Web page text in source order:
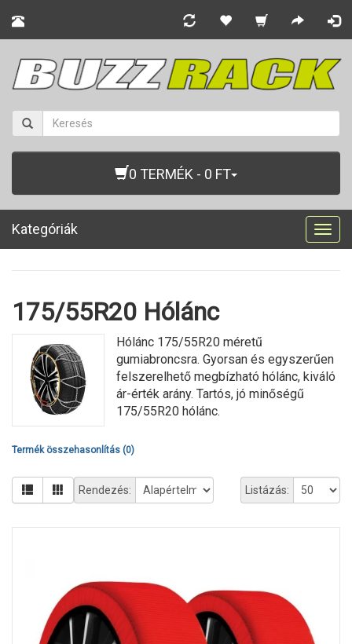
0 TERMÉK - 0 FT
Kategóriák
175/55R20 Hólánc
Hólánc 175/55R20 méretű
gumiabroncsra. Gyorsan és egyszerűen
felszerelhető megbízható hólánc, kiváló
ár-érték arány. Tartós, jó minőségű
175/55R20 hólánc.
Termék összehasonlítás (0)
Listázás:
Rendezés: